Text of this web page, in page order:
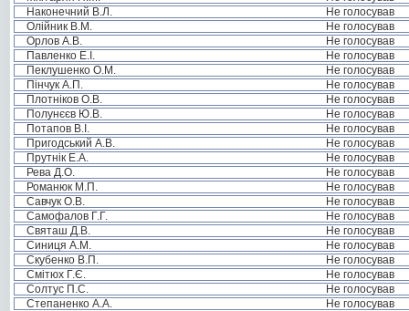
Наконечний В.Л.
Не голосував
Олійник В.М.
Не голосував
Орлов А.В.
Не голосував
Павленко Е.І.
Не голосував
Пеклушенко О.М.
Не голосував
Пінчук А.П.
Не голосував
Плотніков О.В.
Не голосував
Полунєєв Ю.В.
Не голосував
Потапов В.І.
Не голосував
Пригодський А.В.
Не голосував
Прутнік Е.А.
Не голосував
Рева Д.О.
Не голосував
Романюк М.П.
Не голосував
Савчук О.В.
Не голосував
Самофалов Г.Г.
Не голосував
Святаш Д.В.
Не голосував
Синиця А.М.
Не голосував
Скубенко В.П.
Не голосував
Смітюх Г.Є.
Не голосував
Солтус П.С.
Не голосував
Степаненко А.А.
Не голосував